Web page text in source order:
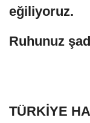
eğiliyoruz.
Ruhunuz
TÜRKİYE